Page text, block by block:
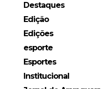
Destaques
Edição
Edições
esporte
Esportes
Institucional